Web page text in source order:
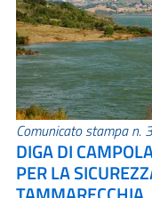
Comunicato stampa
DIGA DI
PER LA